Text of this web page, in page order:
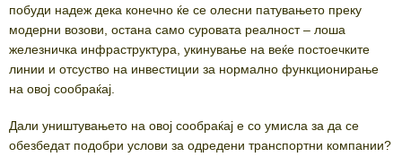
побуди надеж дека конечно ќе се олесни патувањето преку
модерни возови, остана само суровата реалност – лоша
железничка инфраструктура, укинување на веќе постоечките
линии и отсуство на инвестиции за нормално функционирање
на овој сообраќај.
Дали уништувањето на овој сообраќај е со умисла за да се
обезбедат подобри услови за одредени транспортни компании?